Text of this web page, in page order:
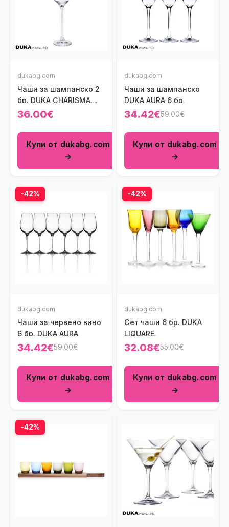
dukabg.com
Чаши за шампанско 2
бр. DUKA CHARISMA
190мл.
36.00€
Купи от dukabg.com
→
dukabg.com
Чаши за шампанскo
DUKA AURA 6 бр.
34.42€59.00€
Купи от dukabg.com
→
-42%
dukabg.com
Чаши за червено вино
6 бр. DUKA AURA
34.42€59.00€
Купи от dukabg.com
→
-42%
dukabg.com
Сет чаши 6 бр. DUKA
LIQUARE.
32.08€55.00€
Купи от dukabg.com
→
-42%